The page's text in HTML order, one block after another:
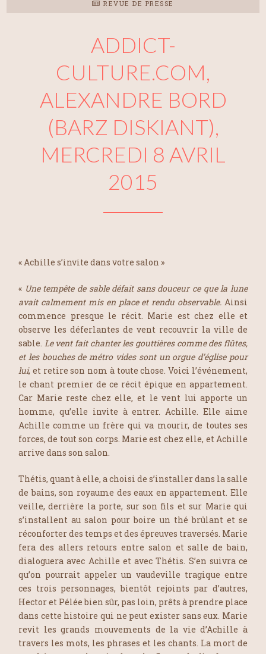
REVUE DE PRESSE
ADDICT-
CULTURE.COM,
ALEXANDRE BORD
(BARZ DISKIANT),
MERCREDI 8 AVRIL
2015
« Achille s’invite dans votre salon »
« Une tempête de sable défait sans douceur ce que la lune
avait calmement mis en place et rendu observable. Ainsi
commence presque le récit. Marie est chez elle et
observe les déferlantes de vent recouvrir la ville de
sable. Le vent fait chanter les gouttières comme des flûtes,
et les bouches de métro vides sont un orgue d’église pour
lui, et retire son nom à toute chose. Voici l’événement,
le chant premier de ce récit épique en appartement.
Car Marie reste chez elle, et le vent lui apporte un
homme, qu’elle invite à entrer. Achille. Elle aime
Achille comme un frère qui va mourir, de toutes ses
forces, de tout son corps. Marie est chez elle, et Achille
arrive dans son salon.
Thétis, quant à elle, a choisi de s’installer dans la salle
de bains, son royaume des eaux en appartement. Elle
veille, derrière la porte, sur son fils et sur Marie qui
s’installent au salon pour boire un thé brûlant et se
réconforter des temps et des épreuves traversés. Marie
fera des allers retours entre salon et salle de bain,
dialoguera avec Achille et avec Thétis. S’en suivra ce
qu’on pourrait appeler un vaudeville tragique entre
ces trois personnages, bientôt rejoints par d’autres,
Hector et Pélée bien sûr, pas loin, prêts à prendre place
dans cette histoire qui ne peut exister sans eux. Marie
revit les grands mouvements de la vie d’Achille à
travers les mots, les phrases et les chants. La mort de